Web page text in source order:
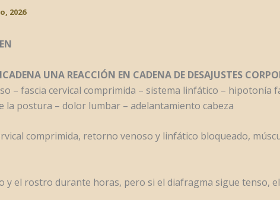
2026
UNA REACCIÓN EN CADENA DE DESAJUSTES
– fascia cervical comprimida – sistema linfático – hipotonía
la postura – dolor lumbar – adelantamiento cabeza
comprimida, retorno venoso y linfático bloqueado,
y el rostro durante horas, pero si el diafragma sigue tenso,